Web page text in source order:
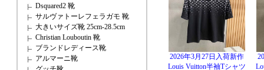
Dsquared2 靴
サルヴァトーレフェラガモ 靴
大きいサイズ靴 25cm-28.5cm
Christian Louboutin 靴
ブランドレディース靴
アルマーニ靴
2026年3月27日入荷新作
Louis Vuitton半袖Tシャツ